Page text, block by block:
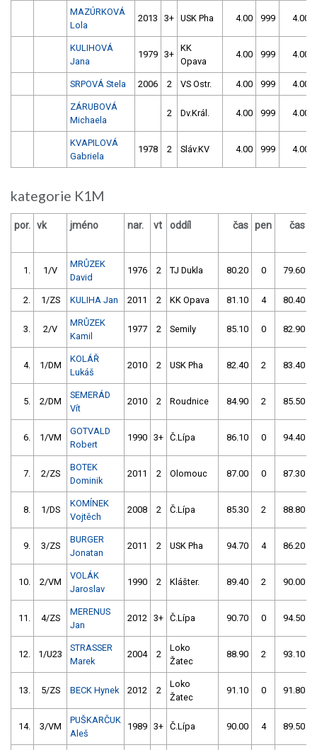
MAZÚRKOVÁ
Lola
2013 3+ USK Pha 4.00 999 4.00
KULIHOVÁ
Jana
1979 3+
KK
Opava
4.00 999 4.00
SRPOVÁ Stela 2006 2 VS Ostr. 4.00 999 4.00
ZÁRUBOVÁ
Michaela
2 Dv.Král. 4.00 999 4.00
KVAPILOVÁ
Gabriela
1978 2 Sláv.KV 4.00 999 4.00
kategorie K1M
por. vk jméno nar. vt oddíl čas pen čas
1. 1/V
MRŮZEK
David
1976 2 TJ Dukla 80.20 0 79.60
2. 1/ZS KULIHA Jan 2011 2 KK Opava 81.10 4 80.40
3. 2/V
MRŮZEK
Kamil
1977 2 Semily 85.10 0 82.90
4. 1/DM
KOLÁŘ
Lukáš
2010 2 USK Pha 82.40 2 83.40
5. 2/DM
SEMERÁD
Vít
2010 2 Roudnice 84.90 2 85.50
6. 1/VM
GOTVALD
Robert
1990 3+ Č.Lípa 86.10 0 94.40
7. 2/ZS
BOTEK
Dominik
2011 2 Olomouc 87.00 0 87.30
8. 1/DS
KOMÍNEK
Vojtěch
2008 2 Č.Lípa 85.30 2 88.80
9. 3/ZS
BURGER
Jonatan
2011 2 USK Pha 94.70 4 86.20
10. 2/VM
VOLÁK
Jaroslav
1990 2 Klášter. 89.40 2 90.00
11. 4/ZS
MERENUS
Jan
2012 3+ Č.Lípa 90.70 0 94.50
12. 1/U23
STRASSER
Marek
2004 2
Loko
Žatec
88.90 2 93.10
13. 5/ZS BECK Hynek 2012 2
Loko
Žatec
91.10 0 91.80
14. 3/VM
PUŠKARČUK
Aleš
1989 3+ Č.Lípa 90.00 4 89.50